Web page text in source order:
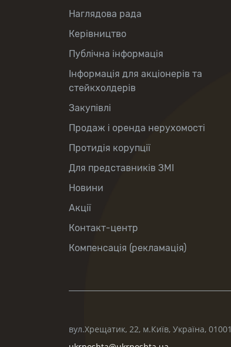
Наглядова рада
Керівництво
Публічна інформація
Інформація для акціонерів та
стейкхолдерів
Закупівлі
Продаж і оренда нерухомості
Протидія корупції
Для представників ЗМІ
Новини
Акції
Контакт-центр
Компенсація (рекламація)
вул.Хрещатик, 22, м.Київ, Україна, 01001